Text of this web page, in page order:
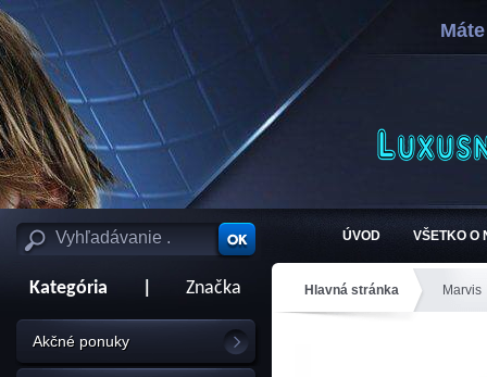
ÚVOD VŠETKO O
Kategória Značka
Akčné ponuky
Hlavná stránka Marvis